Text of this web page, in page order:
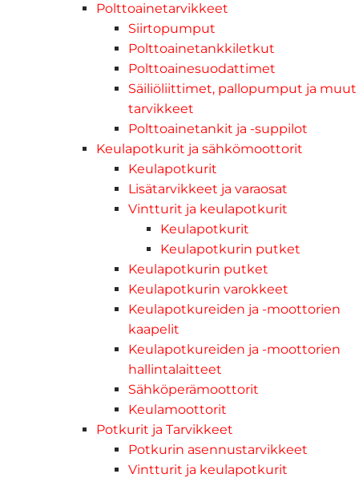
Polttoainetarvikkeet
Siirtopumput
Polttoainetankkiletkut
Polttoainesuodattimet
Säiliöliittimet, pallopumput ja muut
tarvikkeet
Polttoainetankit ja -suppilot
Keulapotkurit ja sähkömoottorit
Keulapotkurit
Lisätarvikkeet ja varaosat
Vintturit ja keulapotkurit
Keulapotkurit
Keulapotkurin putket
Keulapotkurin putket
Keulapotkurin varokkeet
Keulapotkureiden ja -moottorien
kaapelit
Keulapotkureiden ja -moottorien
hallintalaitteet
Sähköperämoottorit
Keulamoottorit
Potkurit ja Tarvikkeet
Potkurin asennustarvikkeet
Vintturit ja keulapotkurit